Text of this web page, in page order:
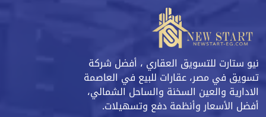
نيو ستارت للتسويق العقاري ، أفضل شركة
تسويق في مصر، عقارات للبيع في العاصمة
الادارية والعين السخنة والساحل الشمالي،
أفضل الأسعار وأنظمة دفع وتسهيلات.